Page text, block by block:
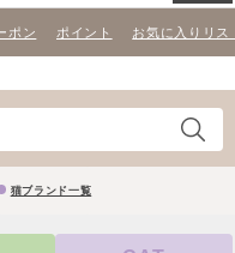
ポン ポイント お気に入りリス
猫ブランド一覧